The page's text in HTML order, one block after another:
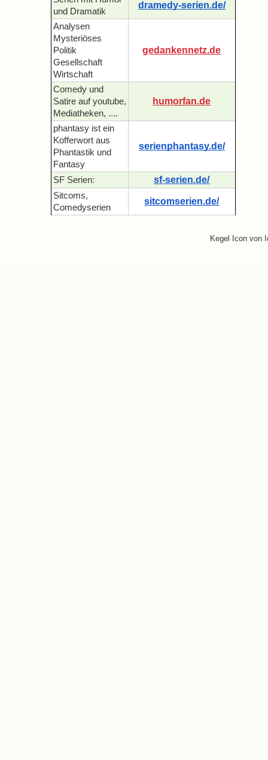
und Dramatik
dramedy-serien.de/
Analysen
Mysteriöses
Politik
Gesellschaft
Wirtschaft
gedankennetz.de
Comedy und
Satire auf youtube,
Mediatheken, ....
humorfan.de
phantasy ist ein
Kofferwort aus
Phantastik und
Fantasy
serienphantasy.de/
SF Serien: sf-serien.de/
Sitcoms,
Comedyserien
sitcomserien.de/
Kegel Icon von